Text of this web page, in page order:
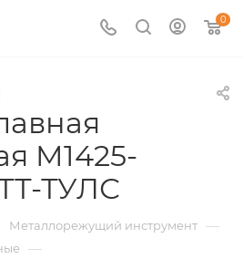
0
M1425-
ТУЛС
Металлорежущий инструмент —
—